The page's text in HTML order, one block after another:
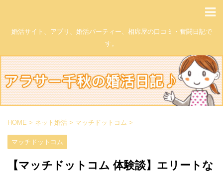
婚活サイト、アプリ、婚活パーティー、相席屋の口コミ・奮闘日記で
す。
HOME > ネット婚活 > マッチドットコム >
マッチドットコム
【マッチドットコム 体験談】エリートな